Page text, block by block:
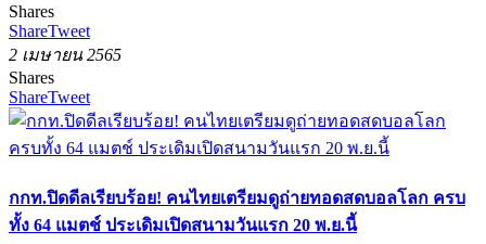
Shares
ShareTweet
2 เมษายน 2565
Shares
ShareTweet
กกท.ปิดดีลเรียบร้อย! คนไทยเตรียมดูถ่ายทอดสดบอลโลก ครบ
ทั้ง 64 แมตช์ ประเดิมเปิดสนามวันแรก 20 พ.ย.นี้